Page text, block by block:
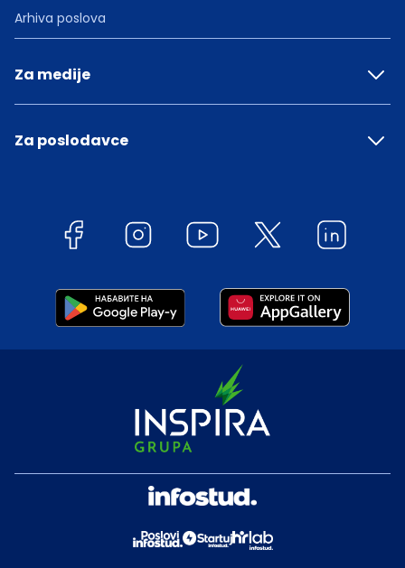
Arhiva poslova
Za medije
Za poslodavce